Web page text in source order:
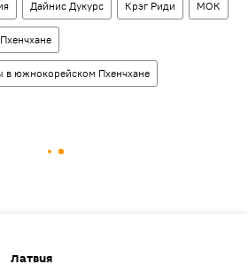
Дайнис Дукурс Крэг Риди МОК
южнокорейском Пхенчхане
Латвия